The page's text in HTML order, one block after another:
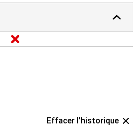
Effacer l'historique